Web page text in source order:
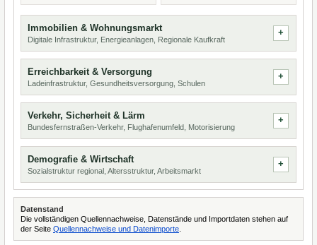
Immobilien & Wohnungsmarkt
Digitale Infrastruktur, Energieanlagen, Regionale Kaufkraft
Erreichbarkeit & Versorgung
Ladeinfrastruktur, Gesundheitsversorgung, Schulen
Verkehr, Sicherheit & Lärm
Bundesfernstraßen-Verkehr, Flughafenumfeld, Motorisierung
Demografie & Wirtschaft
Sozialstruktur regional, Altersstruktur, Arbeitsmarkt
Datenstand
Die vollständigen Quellennachweise, Datenstände und Importdaten stehen auf
der Seite Quellennachweise und Datenimporte